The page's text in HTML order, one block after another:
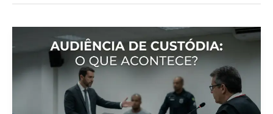
Custódia:
O